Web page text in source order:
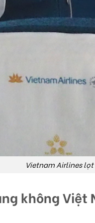
Vietnam Airlines
không Việt